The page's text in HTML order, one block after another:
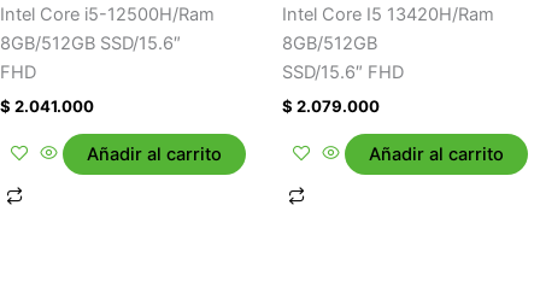
Intel Core i5-12500H/Ram
8GB/512GB SSD/15.6″
FHD
$ 2.041.000
Añadir al carrito
Intel Core I5 13420H/Ram
8GB/512GB
SSD/15.6″ FHD
$ 2.079.000
Añadir al carrito